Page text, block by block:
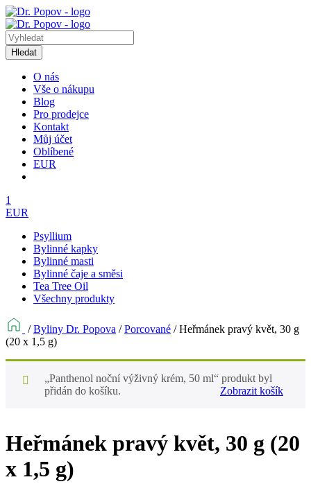
Hledat
O nás
Vše o nákupu
Blog
Pro prodejce
Kontakt
Můj účet
Oblíbené
EUR
1
EUR
Psyllium
Bylinné kapky
Bylinné masti
Bylinné čaje a směsi
Tea Tree Oil
Všechny produkty
/Byliny Dr. Popova /Porcované /Heřmánek pravý květ, 30 g
(20 x 1,5 g)
„Panthenol noční výživný krém, 50 ml“ produkt byl
přidán do košíku.
Zobrazit košík
Heřmánek pravý květ, 30 g (20
x 1,5 g)